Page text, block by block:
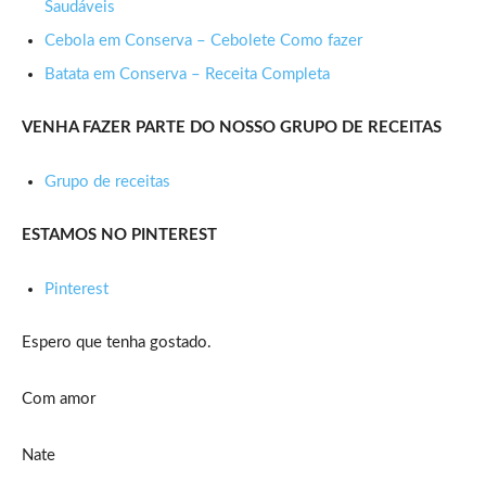
Saudáveis
Cebola em Conserva – Cebolete Como fazer
Batata em Conserva – Receita Completa
VENHA FAZER PARTE DO NOSSO GRUPO DE RECEITAS
Grupo de receitas
ESTAMOS NO PINTEREST
Pinterest
Espero que tenha gostado.
Com amor
Nate